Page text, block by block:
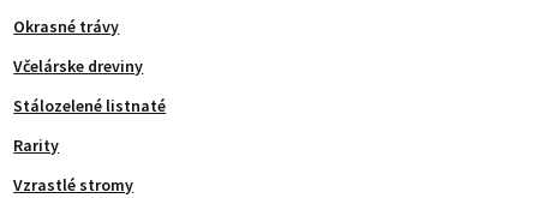
Okrasné trávy
Včelárske dreviny
Stálozelené listnaté
Rarity
Vzrastlé stromy